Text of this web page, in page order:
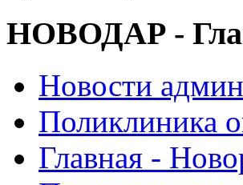
НОВОДАР -
Новости
Поликлиника
Главная -